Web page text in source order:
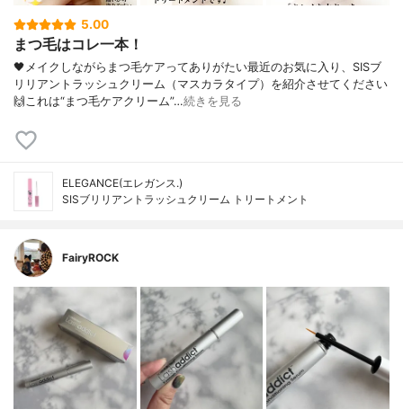
5.00
まつ毛はコレ一本！
🖤メイクしながらまつ毛ケアってありがたい最近のお気に入り、SISブ
リリアントラッシュクリーム（マスカラタイプ）を紹介させてください
🙌これは“まつ毛ケアクリーム”…続きを見る
ELEGANCE(エレガンス.)
SISブリリアントラッシュクリーム トリートメント
FairyROCK